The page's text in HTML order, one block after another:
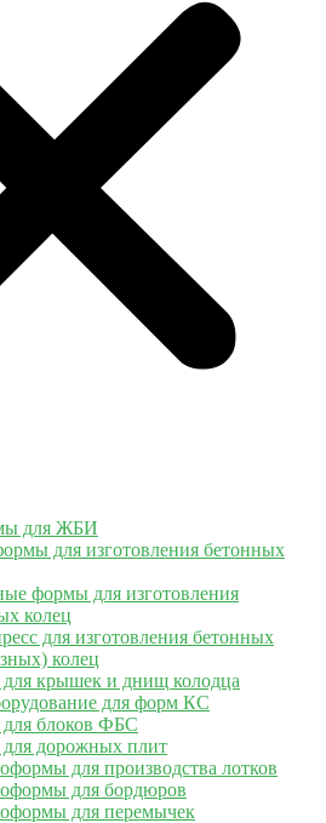
для ЖБИ
для изготовления бетонных
формы для изготовления
колец
для изготовления бетонных
колец
крышек и днищ колодца
для форм КС
блоков ФБС
дорожных плит
для производства лотков
для бордюров
для перемычек